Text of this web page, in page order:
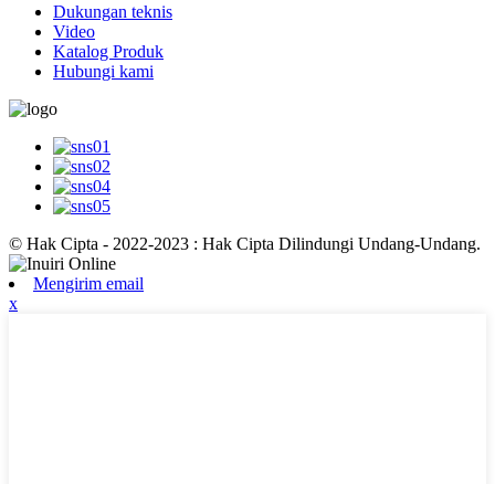
Dukungan teknis
Video
Katalog Produk
Hubungi kami
© Hak Cipta - 2022-2023 : Hak Cipta Dilindungi Undang-Undang.
Mengirim email
x